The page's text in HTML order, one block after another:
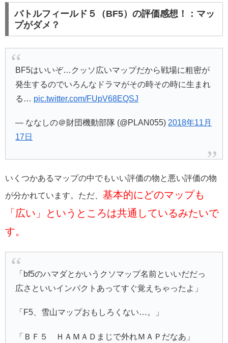
バトルフィールド５（BF5）の評価感想！：マッ
プがダメ？
BF5はいいぞ…クッソ広いマップだから戦場に粗密が
発生するのでいろんなドラマがその時その時に生まれ
る… pic.twitter.com/FUpV68EQSJ
— ななしの＠財団機動部隊 (@PLAN055) 2018年11月
17日
いくつかあるマップの中でもいい評価の物と悪い評価の物
が分かれています。ただ、 基本的にどのマップも
「広い」というところは共通しているみたいで
す。
「bf5のハマダとかいうクソマップ名前といいだだっ
広さといいインパクトあってすぐ覚えちゃったよ」
「F5、雪山マップおもしろくない…。」
「ＢＦ５ ＨＡＭＡＤまじで外れＭＡＰだなあ」